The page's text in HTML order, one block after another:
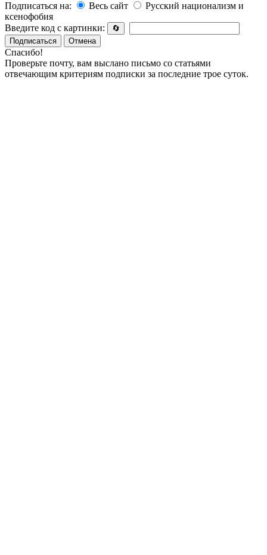
Подписаться на:
Весь сайт
Русский национализм и
ксенофобия
Введите код с картинки:
🔄
Подписаться
Отмена
Спасибо!
Проверьте почту, вам выслано письмо со статьями
отвечающим критериям подписки за последние трое суток.